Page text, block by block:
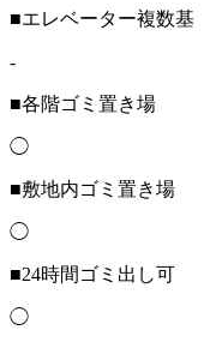
■エレベーター複数基
-
■各階ゴミ置き場
◯
■敷地内ゴミ置き場
◯
■24時間ゴミ出し可
◯